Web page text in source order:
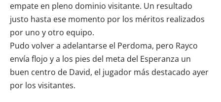
empate en pleno dominio visitante. Un resultado
justo hasta ese momento por los méritos realizados
por uno y otro equipo.
Pudo volver a adelantarse el Perdoma, pero Rayco
envía flojo y a los pies del meta del Esperanza un
buen centro de David, el jugador más destacado ayer
por los visitantes.